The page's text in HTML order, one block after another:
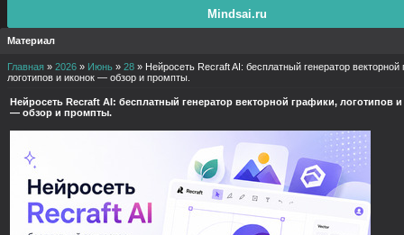
Mindsai.ru
Материал
Главная » 2026 » Июнь » 28 » Нейросеть Recraft AI: бесплатный генератор векторной
логотипов и иконок — обзор и промпты.
Нейросеть Recraft AI: бесплатный генератор векторной графики, логотипов
— обзор и промпты.